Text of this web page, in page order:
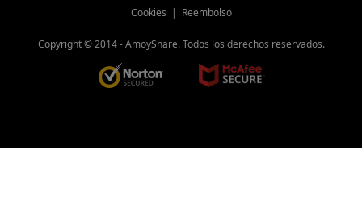
Cookies | Reembolso
Copyright © 2014 -AmoyShare. Todos los derechos reservados.